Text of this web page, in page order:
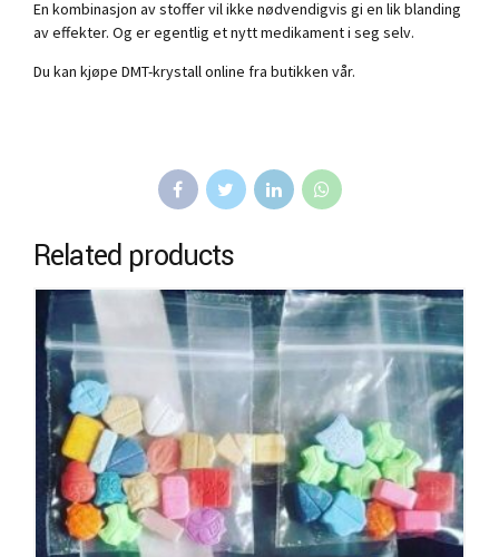
En kombinasjon av stoffer vil ikke nødvendigvis gi en lik blanding
av effekter. Og er egentlig et nytt medikament i seg selv.
Du kan kjøpe DMT-krystall online fra butikken vår.
Related products